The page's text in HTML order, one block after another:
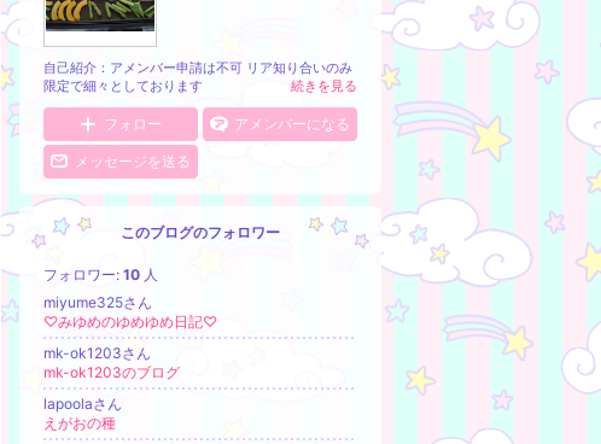
自己紹介：アメンバー申請は不可 リア知り合いのみ
限定で細々としております
続きを見る
フォロー アメンバーになる
メッセージを送る
このブログのフォロワー
フォロワー: 10 人
miyume325さん
♡みゆめのゆめゆめ日記♡
mk-ok1203さん
mk-ok1203のブログ
lapoolaさん
えがおの種